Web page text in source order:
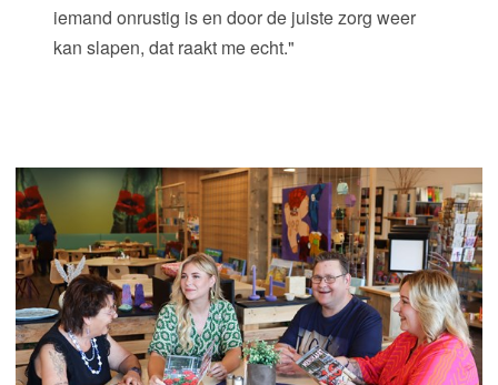
iemand onrustig is en door de juiste zorg weer
kan slapen, dat raakt me echt."